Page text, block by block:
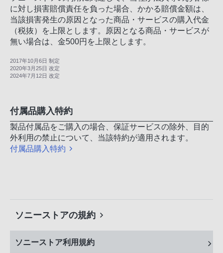
に対し損害賠償責任を負った場合、かかる賠償金額は、
当該損害発生の原因となった商品・サービスの購入代金
（税抜）を上限とします。原因となる商品・サービスが
無い場合は、金500円を上限とします。
2017年10月6日 制定
2020年3月25日 改定
2024年7月12日 改定
付属品購入特約
製品付属品をご購入の場合、保証サービスの除外、目的
外利用の禁止について、当該特約が適用されます。
付属品購入特約
ソニーストアの規約
ソニーストア利用規約